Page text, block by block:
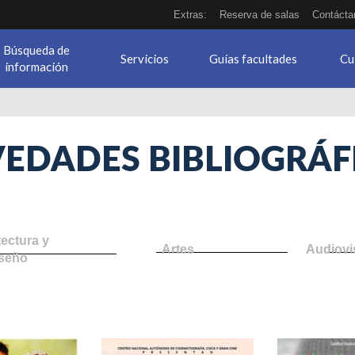
Extras: Reserva de salas
Búsqueda de
información
Servicios Guías facultades
y
Artes